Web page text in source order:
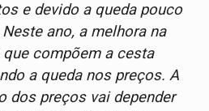
e devido a queda pouco
ano, a melhora na
compõem a cesta
a queda nos preços. A
dos preços vai depender